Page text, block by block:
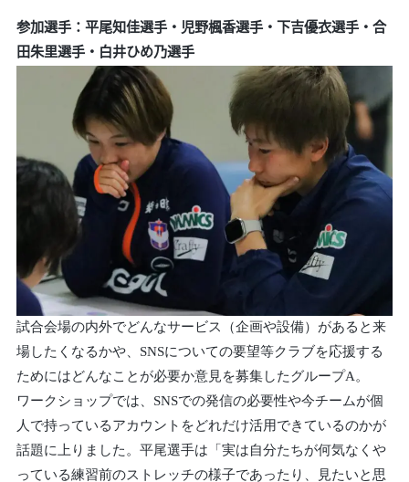
参加選手：平尾知佳選手・児野楓香選手・下吉優衣選手・合
田朱里選手・白井ひめ乃選手
試合会場の内外でどんなサービス（企画や設備）があると来
場したくなるかや、SNSについての要望等クラブを応援する
ためにはどんなことが必要か意見を募集したグループA。
ワークショップでは、SNSでの発信の必要性や今チームが個
人で持っているアカウントをどれだけ活用できているのかが
話題に上りました。平尾選手は「実は自分たちが何気なくや
っている練習前のストレッチの様子であったり、見たいと思